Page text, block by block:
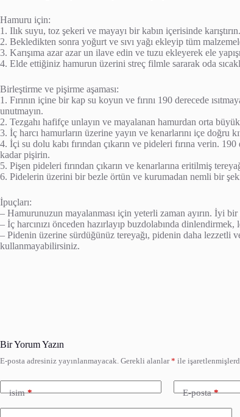
Hamuru için:
1. Ilık suyu, toz şekeri ve mayayı bir kabın içerisinde
2. Bekledikten sonra yoğurt ve sıvı yağı ekleyip tüm
3. Karışıma azar azar un ilave edin ve tuzu ekleyerek ele
4. Elde ettiğiniz hamurun üzerini streç filmle sararak oda
Birleştirme ve pişirme aşaması:
1. Fırının içine bir kap su koyun ve fırını 190 derecede
unutmayın.
2. Tezgahı hafifçe unlayın ve mayalanan hamurdan orta
3. İç harcı hamurların üzerine yayın ve kenarlarını içe doğru
4. İçi su dolu kabı fırından çıkarın ve pideleri fırına verin. 190
kadar pişirin.
5. Pişen pideleri fırından çıkarın ve kenarlarına eritilmiş
6. Pidelerin üzerini bir bezle örtün ve kurumadan nemli bir
İpuçları:
– Hamurunuzun mayalanması için yeterli zaman ayırın. İyi
– İç harcınızı önceden hazırlayıp buzdolabında
– Pidenin üzerine sürdüğünüz tereyağı, pidenin daha lezzetli
kullanmayabilirsiniz.
Bir Yorum Yazın
E-posta adresiniz yayınlanmayacak. Gerekli alanlar* ile
isim* E-posta*